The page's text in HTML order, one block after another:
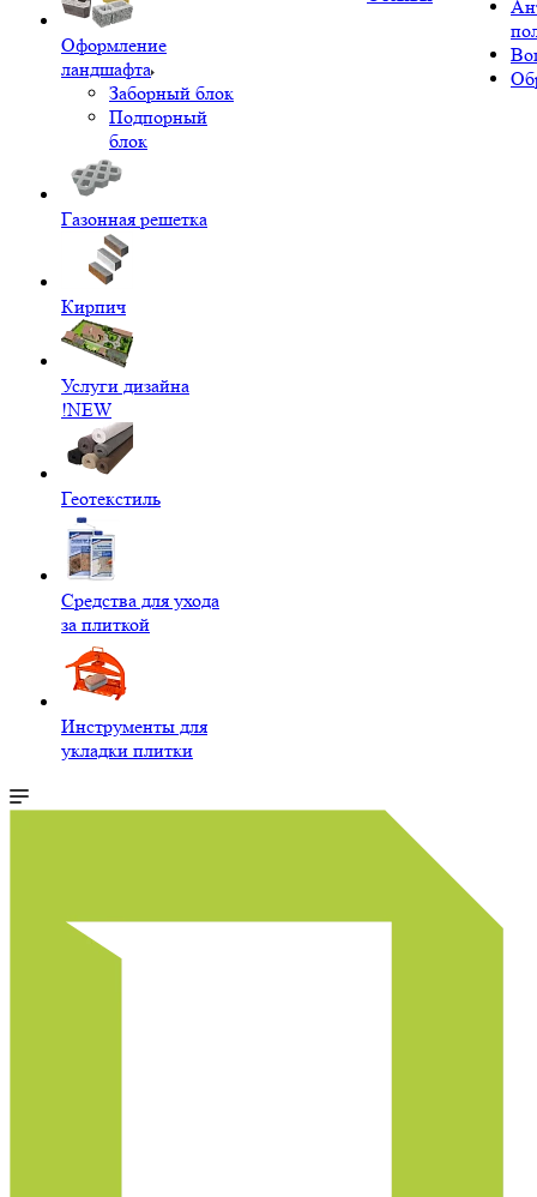
Оформление
ландшафта
Заборный блок
Подпорный
блок
Газонная решетка
Кирпич
Услуги дизайна
!NEW
Геотекстиль
Средства для ухода
за плиткой
Инструменты для
укладки плитки